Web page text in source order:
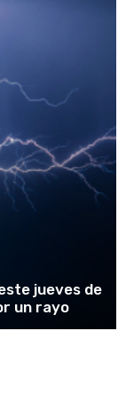
jueves de
un rayo